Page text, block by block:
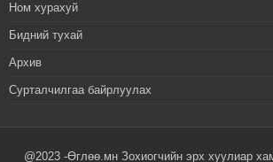
Ном хурахуй
Бидний тухай
Архив
Сурталчилгаа байрлуулах
@2023 -Өглөө.мн Зохиогчийн эрх хуулиар